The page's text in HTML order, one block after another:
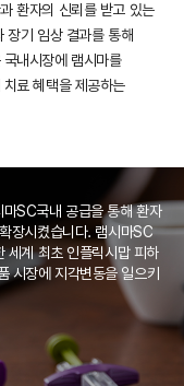
환자의 신뢰를 받고 있는
장기 임상 결과를 통해
내시장에 램시마를
료 혜택을 제공하는
SC국내 공급을 통해 환자
장시켰습니다. 램시마SC
세계 최초 인플릭시맙 피하
시장에 지각변동을 일으키